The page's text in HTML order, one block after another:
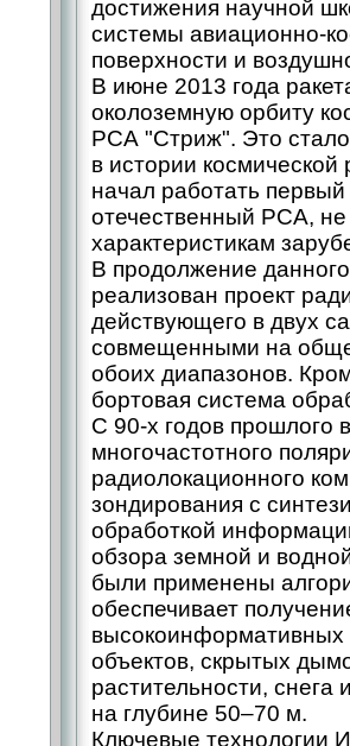
достижения научной
системы авиационно-
поверхности и
В июне 2013 года
околоземную орбиту
РСА "Стриж". Это
в истории
начал работать
отечественный РСА,
характеристикам
В продолжение
реализован проект
действующего в двух
совмещенными на
обоих диапазонов.
бортовая система
С 90-х годов прошлого
многочастотного
радиолокационного
зондирования с
обработкой
обзора земной и
были применены
обеспечивает
объектов, скрытых
растительности,
на глубине 50–70 м.
Ключевые технологии